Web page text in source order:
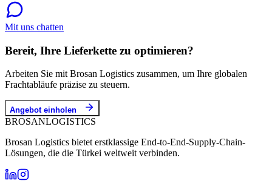
Mit uns chatten
Bereit, Ihre Lieferkette zu optimieren?
Arbeiten Sie mit Brosan Logistics zusammen, um Ihre globalen
Frachtabläufe präzise zu steuern.
Angebot einholen
BROSANLOGISTICS
Brosan Logistics bietet erstklassige End-to-End-Supply-Chain-
Lösungen, die die Türkei weltweit verbinden.